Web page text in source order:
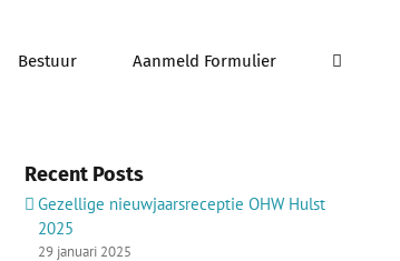
Bestuur Aanmeld Formulier
Recent Posts
Gezellige nieuwjaarsreceptie OHW Hulst
2025
29 januari 2025